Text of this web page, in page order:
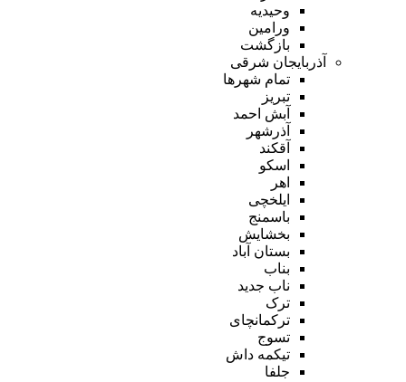
وحیدیه
ورامین
بازگشت
آذربایجان شرقی
تمام شهر‌ها
تبریز
آبش احمد
آذرشهر
آقکند
اسکو
اهر
ایلخچی
باسمنج
بخشایش
بستان آباد
بناب
ناب جدید
ترک
ترکمانچای
تسوج
تیکمه داش
جلفا